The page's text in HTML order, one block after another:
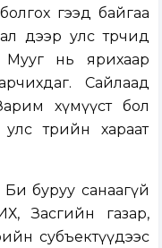
гээд байгаа
дээр улс төрчид
Мууг нь ярихаар
Сайлаад
хүмүүст бол
төрийн хараат
Би буруу санаагүй
Засгийн газар,
субъектүүдээс